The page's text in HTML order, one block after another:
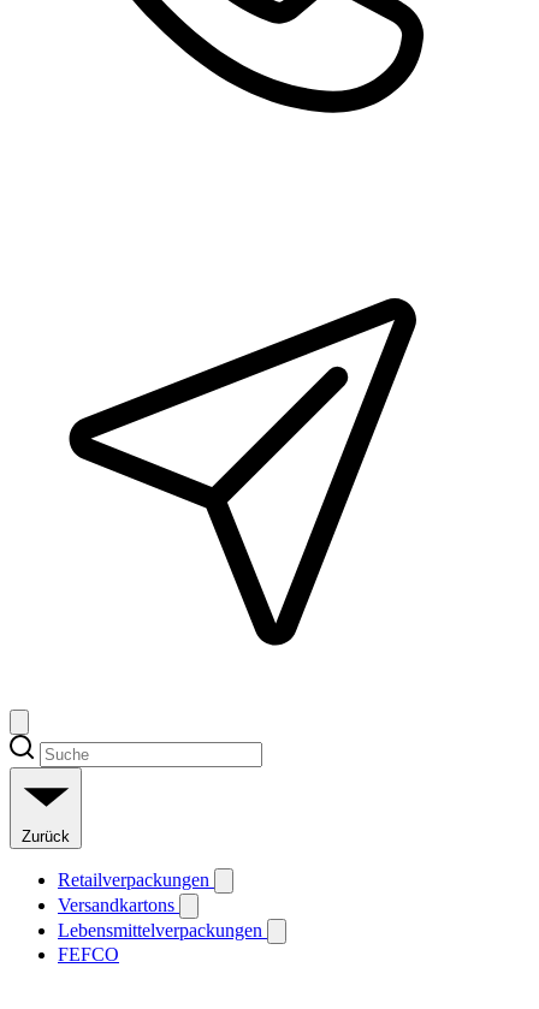
Zurück
Retailverpackungen
Versandkartons
Lebensmittelverpackungen
FEFCO